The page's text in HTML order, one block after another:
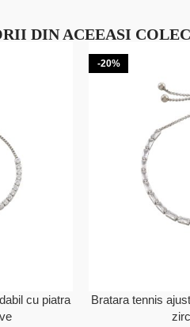
DIN ACEEASI
cu piatra
-20%
Bratara tennis